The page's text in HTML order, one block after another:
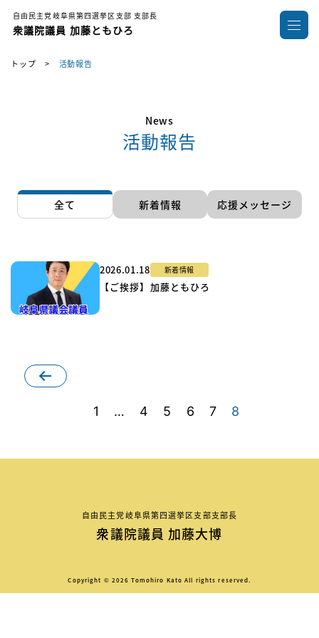
自由民主党岐阜県第四選挙区支部 支部長
衆議院議員 加藤ともひろ
トップ > 活動報告
News
活動報告
全て 新着情報 応援メッセージ
新着情報
2026.01.18
【ご挨拶】加藤ともひろ
1 … 4 5 6 7 8
自由民主党岐阜県第四選挙区支部支部長
衆議院議員 加藤大博
Copyright © 2026 Tomohiro Kato All rights reserved.